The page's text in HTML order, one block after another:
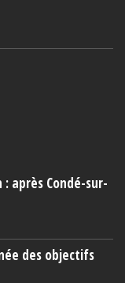
après Condé-sur-
des objectifs